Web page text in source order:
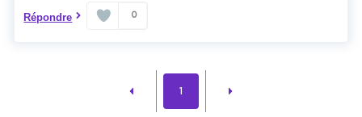
Répondre 0
1